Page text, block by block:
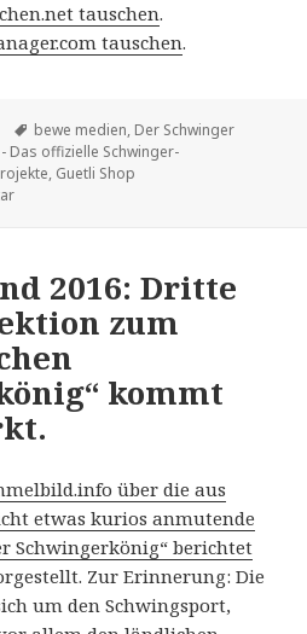
tauschen.
tauschen.
Schlagwörter
bewe medien, Der Schwinger
Das offizielle Schwinger-
, Guetli Shop
zu Vorstellung: „Der Schwinger König –
2016: Dritte
zum
kommt
über die aus
etwas kurios anmutende
Schwingerkönig“ berichtet
Zur Erinnerung: Die
um den Schwingsport,